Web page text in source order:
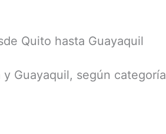
Quito hasta Guayaquil
Guayaquil, según categoría